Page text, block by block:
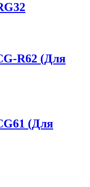
R62 (Для
(Для